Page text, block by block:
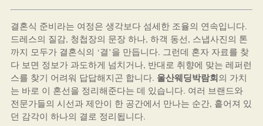
결혼식 준비라는 여정은 생각보다 섬세한 조율의 연속입니다.
드레스의 질감, 청첩장의 문장 하나, 하객 동선, 스냅사진의 톤
까지 모두가 결혼식의 ‘결’을 만듭니다. 그런데 혼자 자료를 찾
다 보면 정보가 과도하게 넘치거나, 반대로 취향에 맞는 레퍼런
스를 찾기 어려워 답답해지곤 합니다. 울산웨딩박람회의 가치
는 바로 이 혼선을 정리해준다는 데 있습니다. 여러 브랜드와
전문가들의 시선과 제안이 한 공간에서 만나는 순간, 흩어져 있
던 감각이 하나의 결로 정리됩니다.